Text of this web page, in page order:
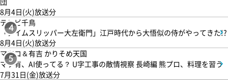
8月4日(火)放送分
4
テレビ千鳥
「タイムスリッパー大左衛門」江戸時代から大悟似の侍がやってきた!?
8月4日(火)放送分
5
マツコ＆有吉 かりそめ天国
マツ有、AI使ってる？ U字工事の敵情視察 長崎編 熊プロ、料理を習う
7月31日(金)放送分